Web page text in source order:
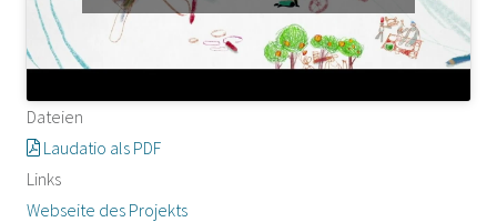
Dateien
Laudatio als PDF
Links
Webseite des Projekts